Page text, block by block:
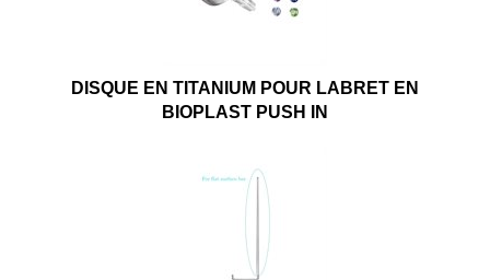
DISQUE EN TITANIUM POUR LABRET EN
BIOPLAST PUSH IN